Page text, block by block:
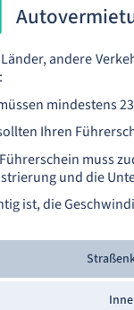
andere
mindestens
Ihren
muss
und die
ist, die